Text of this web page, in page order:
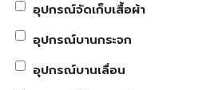
อุปกรณ์จัดเก็บเสื้อผ้า
อุปกรณ์บานกระจก
อุปกรณ์บานเลื่อน